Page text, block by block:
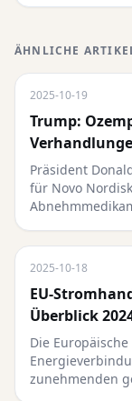
ÄHNLICHE
2025-10-19
Trump:
Präsident
für Novo
2025-10-18
EU-
Überblick
Die
zunehmenden